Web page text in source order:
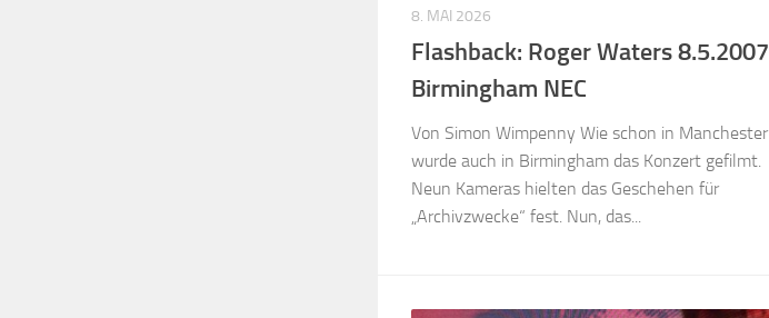
8. MAI 2026
Flashback: Roger Waters 8.5.2007
Birmingham NEC
Von Simon Wimpenny Wie schon in Manchester
wurde auch in Birmingham das Konzert gefilmt.
Neun Kameras hielten das Geschehen für
„Archivzwecke“ fest. Nun, das...